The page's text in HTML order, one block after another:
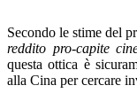
Secondo le stime del
reddito pro-capite
questa ottica è
alla Cina per cercare